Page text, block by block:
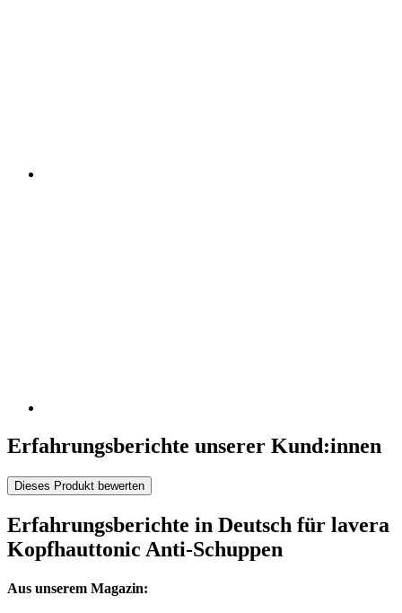
Erfahrungsberichte unserer Kund:innen
Dieses Produkt bewerten
Erfahrungsberichte in Deutsch für lavera
Kopfhauttonic Anti-Schuppen
Aus unserem Magazin: